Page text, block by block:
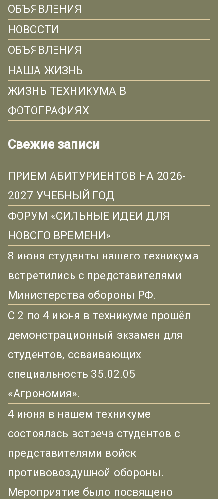
ОБЪЯВЛЕНИЯ
НОВОСТИ
ОБЪЯВЛЕНИЯ
НАША ЖИЗНЬ
ЖИЗНЬ ТЕХНИКУМА В
ФОТОГРАФИЯХ
Свежие записи
ПРИЕМ АБИТУРИЕНТОВ НА 2026-
2027 УЧЕБНЫЙ ГОД
ФОРУМ «СИЛЬНЫЕ ИДЕИ ДЛЯ
НОВОГО ВРЕМЕНИ»
8 июня студенты нашего техникума
встретились с представителями
Министерства обороны РФ.
С 2 по 4 июня в техникуме прошёл
демонстрационный экзамен для
студентов, осваивающих
специальность 35.02.05
«Агрономия».
4 июня в нашем техникуме
состоялась встреча студентов с
представителями войск
противовоздушной обороны.
Мероприятие было посвящено